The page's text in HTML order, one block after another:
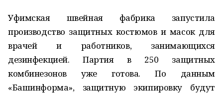
Уфимская швейная фабрика запустила
производство защитных костюмов и масок для
врачей и работников, занимающихся
дезинфекцией. Партия в 250 защитных
комбинезонов уже готова. По данным
«Башинформа», защитную экипировку будут